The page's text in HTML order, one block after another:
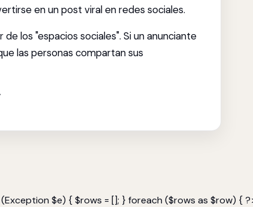
en un post viral en redes sociales.
los "espacios sociales". Si un anunciante
las personas compartan sus
$e) { $rows = []; } foreach ($rows as $row) {